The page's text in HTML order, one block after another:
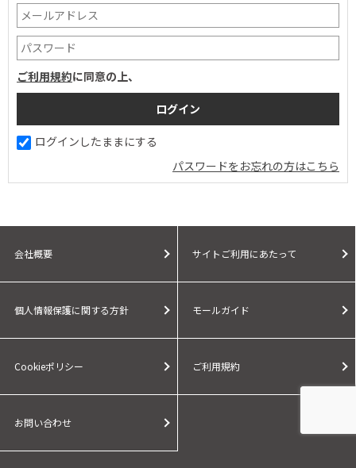
ご利用規約に同意の上、
ログインしたままにする
パスワードをお忘れの方はこちら
会社概要 サイトご利用にあたって
個人情報保護に関する方針 モールガイド
Cookieポリシー ご利用規約
お問い合わせ